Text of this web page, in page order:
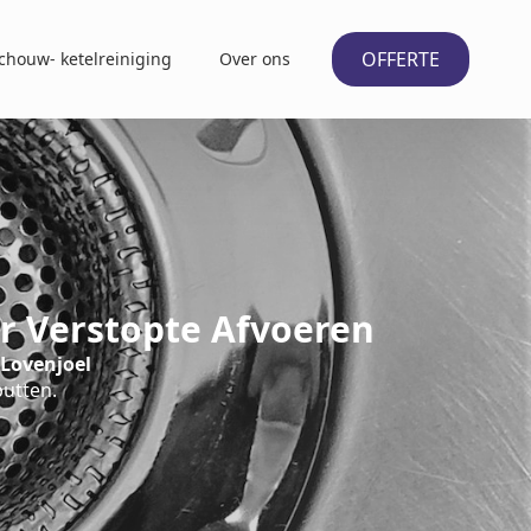
ketelreiniging Over ons OFFERTE
Verstopte Afvoeren